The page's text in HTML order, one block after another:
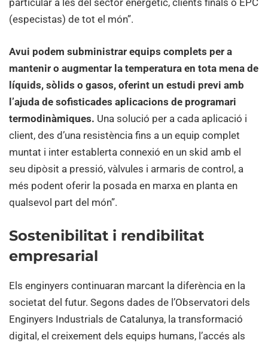
particular a les del sector energètic, clients finals o EPC
(especistas) de tot el món”.
Avui podem subministrar equips complets per a
mantenir o augmentar la temperatura en tota mena de
líquids, sòlids o gasos, oferint un estudi previ amb
l’ajuda de sofisticades aplicacions de programari
termodinàmiques. Una solució per a cada aplicació i
client, des d’una resistència fins a un equip complet
muntat i inter establerta connexió en un skid amb el
seu dipòsit a pressió, vàlvules i armaris de control, a
més podent oferir la posada en marxa en planta en
qualsevol part del món”.
Sostenibilitat i rendibilitat
empresarial
Els enginyers continuaran marcant la diferència en la
societat del futur. Segons dades de l’Observatori dels
Enginyers Industrials de Catalunya, la transformació
digital, el creixement dels equips humans, l’accés als